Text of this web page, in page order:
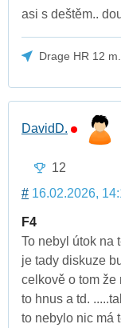
asi s deštěm..
Drage HR 12
DavidD.
12
# 16.02.2026,
F4
To nebyl útok na
je tady diskuze
celkově o tom
to hnus a td.
to nebylo nic má